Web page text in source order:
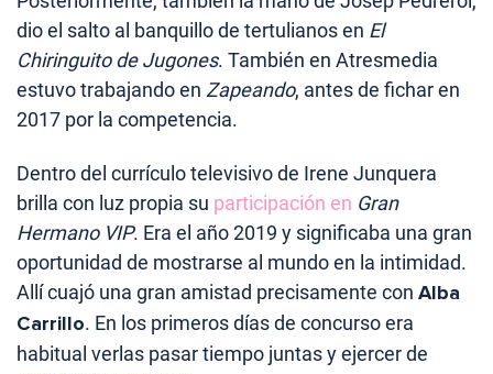
dio el salto al banquillo de tertulianos en El
Chiringuito de Jugones. También en Atresmedia
estuvo trabajando en Zapeando, antes de fichar en
2017 por la competencia.
Dentro del currículo televisivo de Irene Junquera
brilla con luz propia su participación en Gran
Hermano VIP. Era el año 2019 y significaba una gran
oportunidad de mostrarse al mundo en la intimidad.
Allí cuajó una gran amistad precisamente con Alba
Carrillo. En los primeros días de concurso era
habitual verlas pasar tiempo juntas y ejercer de